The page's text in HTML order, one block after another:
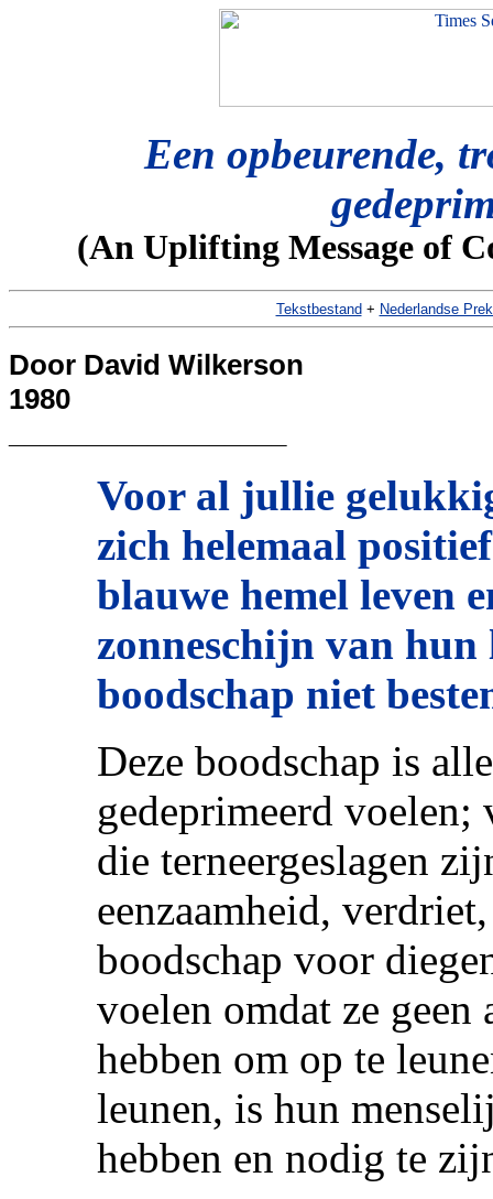
Een opbeurende,
(An Uplifting Message of
Tekstbestand + Nederlandse
Door David Wilkerson
1980
Voor al jullie
zich helemaal
blauwe hemel leven
zonneschijn van hun
boodschap niet
Deze boodschap is
gedeprimeerd
die terneergeslagen
eenzaamheid,
boodschap voor
voelen omdat ze
hebben om op te
leunen, is hun
hebben en nodig te